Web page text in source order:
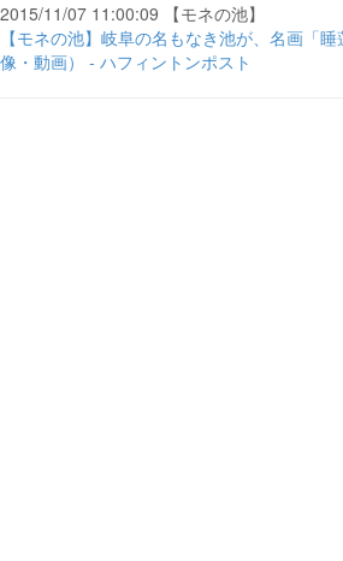
2015/11/07 11:00:09 【モネの池】
【モネの池】岐阜の名もなき池が、名画「
像・動画） - ハフィントンポスト